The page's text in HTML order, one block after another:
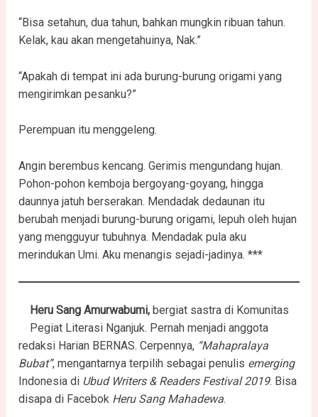
“Bisa setahun, dua tahun, bahkan mungkin ribuan tahun.
Kelak, kau akan mengetahuinya, Nak.”
“Apakah di tempat ini ada burung-burung origami yang
mengirimkan pesanku?”
Perempuan itu menggeleng.
Angin berembus kencang. Gerimis mengundang hujan.
Pohon-pohon kemboja bergoyang-goyang, hingga
daunnya jatuh berserakan. Mendadak dedaunan itu
berubah menjadi burung-burung origami, lepuh oleh hujan
yang mengguyur tubuhnya. Mendadak pula aku
merindukan Umi. Aku menangis sejadi-jadinya. ***
Heru Sang Amurwabumi, bergiat sastra di Komunitas
Pegiat Literasi Nganjuk. Pernah menjadi anggota
redaksi Harian BERNAS. Cerpennya, “Mahapralaya
Bubat”, mengantarnya terpilih sebagai penulis emerging
Indonesia di Ubud Writers & Readers Festival 2019. Bisa
disapa di Facebok Heru Sang Mahadewa.